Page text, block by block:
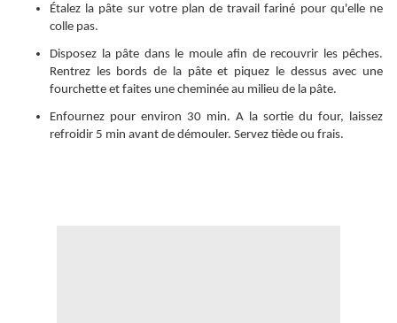
Étalez la pâte sur votre plan de travail fariné pour qu'elle ne
colle pas.
Disposez la pâte dans le moule afin de recouvrir les pêches.
Rentrez les bords de la pâte et piquez le dessus avec une
fourchette et faites une cheminée au milieu de la pâte.
Enfournez pour environ 30 min. A la sortie du four, laissez
refroidir 5 min avant de démouler. Servez tiède ou frais.